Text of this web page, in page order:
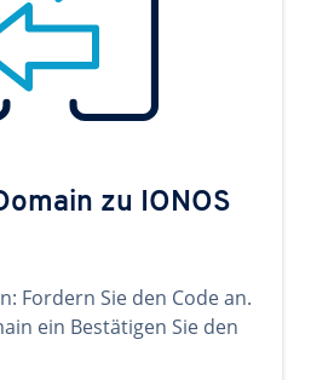
zu IONOS
Fordern Sie den Code an.
ein Bestätigen Sie den